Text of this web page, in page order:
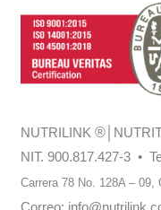
NUTRILINK ®
NIT. 900.817.427-3 •
Carrera 78 No. 128A – 09,
Correo: